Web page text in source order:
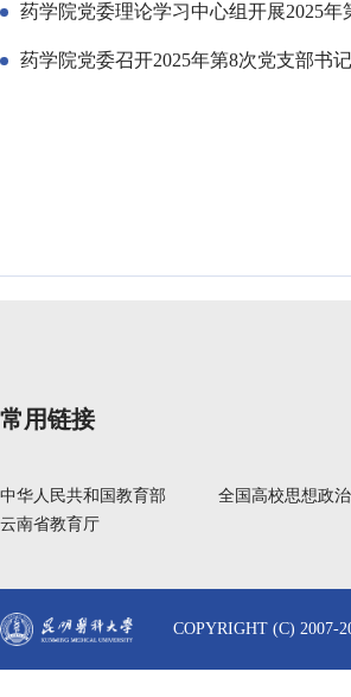
药学院党委理论学习中心组开展2025年
药学院党委召开2025年第8次党支部书
常用链接
中华人民共和国教育部 全国高校思想政
云南省教育厅
COPYRIGHT (C) 2007-